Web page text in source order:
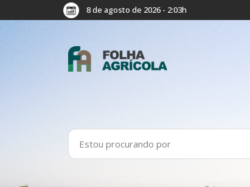
8 de agosto de 2026 - 2:03h